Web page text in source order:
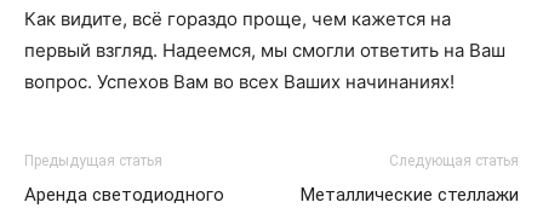
Как видите, всё гораздо проще, чем кажется на
первый взгляд. Надеемся, мы смогли ответить на Ваш
вопрос. Успехов Вам во всех Ваших начинаниях!
Предыдущая статья
Аренда светодиодного
Следующая статья
Металлические стеллажи